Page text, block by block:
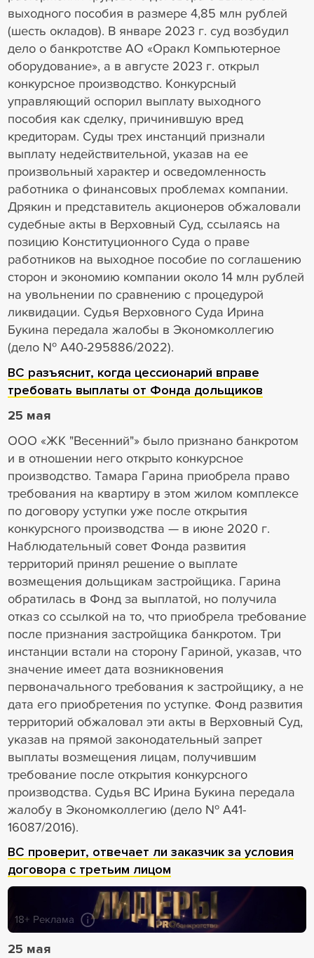
выходного пособия в размере 4,85 млн рублей
(шесть окладов). В январе 2023 г. суд возбудил
дело о банкротстве АО «Оракл Компьютерное
оборудование», а в августе 2023 г. открыл
конкурсное производство. Конкурсный
управляющий оспорил выплату выходного
пособия как сделку, причинившую вред
кредиторам. Суды трех инстанций признали
выплату недействительной, указав на ее
произвольный характер и осведомленность
работника о финансовых проблемах компании.
Дрякин и представитель акционеров обжаловали
судебные акты в Верховный Суд, ссылаясь на
позицию Конституционного Суда о праве
работников на выходное пособие по соглашению
сторон и экономию компании около 14 млн рублей
на увольнении по сравнению с процедурой
ликвидации. Судья Верховного Суда Ирина
Букина передала жалобы в Экономколлегию
(дело № А40-295886/2022).
ВС разъяснит, когда цессионарий вправе
требовать выплаты от Фонда дольщиков
25 мая
ООО «ЖК "Весенний"» было признано банкротом
и в отношении него открыто конкурсное
производство. Тамара Гарина приобрела право
требования на квартиру в этом жилом комплексе
по договору уступки уже после открытия
конкурсного производства — в июне 2020 г.
Наблюдательный совет Фонда развития
территорий принял решение о выплате
возмещения дольщикам застройщика. Гарина
обратилась в Фонд за выплатой, но получила
отказ со ссылкой на то, что приобрела требование
после признания застройщика банкротом. Три
инстанции встали на сторону Гариной, указав, что
значение имеет дата возникновения
первоначального требования к застройщику, а не
дата его приобретения по уступке. Фонд развития
территорий обжаловал эти акты в Верховный Суд,
указав на прямой законодательный запрет
выплаты возмещения лицам, получившим
требование после открытия конкурсного
производства. Судья ВС Ирина Букина передала
жалобу в Экономколлегию (дело № А41-
16087/2016).
ВС проверит, отвечает ли заказчик за условия
договора с третьим лицом
18+ Реклама
25 мая